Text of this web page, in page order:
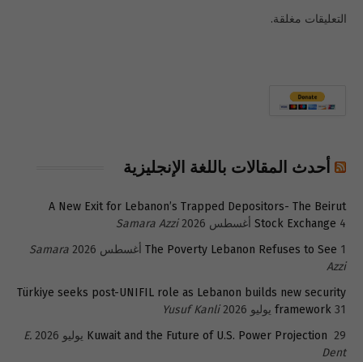
التعليقات مغلقة.
أحدث المقالات باللغة الإنجليزية
A New Exit for Lebanon’s Trapped Depositors- The Beirut
Stock Exchange 4 أغسطس 2026
Samara Azzi
The Poverty Lebanon Refuses to See 1 أغسطس 2026
Samara
Azzi
Türkiye seeks post-UNIFIL role as Lebanon builds new security
framework 31 يوليو 2026
Yusuf Kanli
Kuwait and the Future of U.S. Power Projection 29 يوليو 2026
E.
Dent